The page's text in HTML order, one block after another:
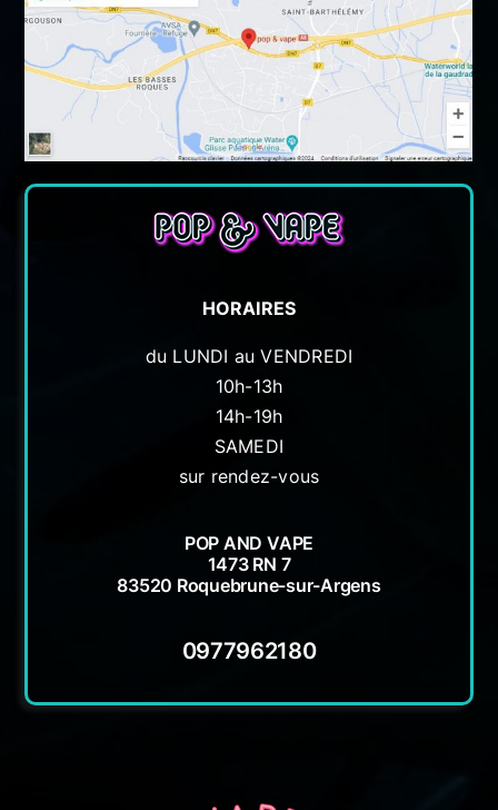
HORAIRES
du LUNDI au VENDREDI
10h-13h
14h-19h
SAMEDI
sur rendez-vous
POP AND VAPE
1473 RN 7
83520 Roquebrune-sur-Argens
0977962180